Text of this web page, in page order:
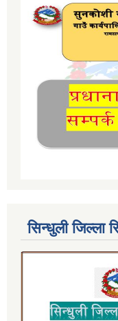
सिन्धुली जिल्ला